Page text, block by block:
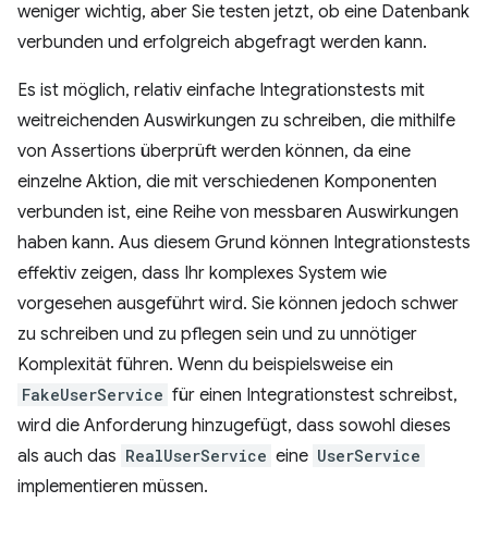
weniger wichtig, aber Sie testen jetzt, ob eine Datenbank
verbunden und erfolgreich abgefragt werden kann.
Es ist möglich, relativ einfache Integrationstests mit
weitreichenden Auswirkungen zu schreiben, die mithilfe
von Assertions überprüft werden können, da eine
einzelne Aktion, die mit verschiedenen Komponenten
verbunden ist, eine Reihe von messbaren Auswirkungen
haben kann. Aus diesem Grund können Integrationstests
effektiv zeigen, dass Ihr komplexes System wie
vorgesehen ausgeführt wird. Sie können jedoch schwer
zu schreiben und zu pflegen sein und zu unnötiger
Komplexität führen. Wenn du beispielsweise ein
FakeUserService für einen Integrationstest schreibst,
wird die Anforderung hinzugefügt, dass sowohl dieses
als auch das RealUserService eine UserService
implementieren müssen.